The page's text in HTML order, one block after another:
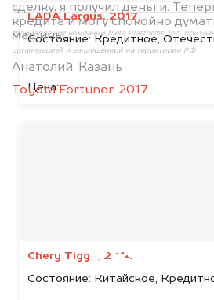
LADA Largus, 2017
Состояние: Кредитное,
Цена:
Chery Tiggo, 2014
Состояние: Китайское,
сделку, я получил деньги.
кредита и могу спокойно
машины.
Анатолий, Казань
Toyota Fortuner, 2017
*принадлежит компании Meta Platforms, Inc.,
организацией и запрещённой на территории РФ
Узнайте стоимость